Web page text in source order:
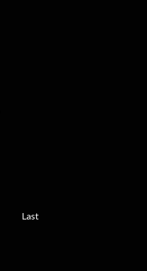
Last